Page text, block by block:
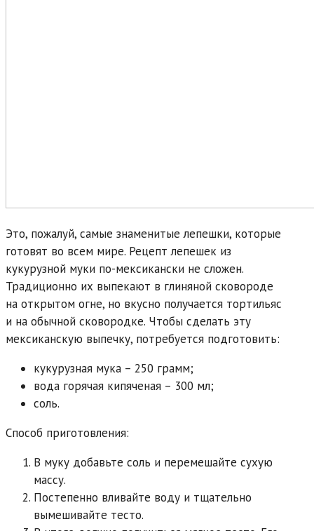
Это, пожалуй, самые знаменитые лепешки, которые
готовят во всем мире. Рецепт лепешек из
кукурузной муки по-мексикански не сложен.
Традиционно их выпекают в глиняной сковороде
на открытом огне, но вкусно получается тортильяс
и на обычной сковородке. Чтобы сделать эту
мексиканскую выпечку, потребуется подготовить:
кукурузная мука – 250 грамм;
вода горячая кипяченая – 300 мл;
соль.
Способ приготовления:
В муку добавьте соль и перемешайте сухую
массу.
Постепенно вливайте воду и тщательно
вымешивайте тесто.